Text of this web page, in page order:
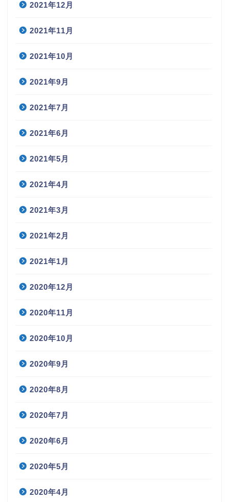
2021年12月
2021年11月
2021年10月
2021年9月
2021年7月
2021年6月
2021年5月
2021年4月
2021年3月
2021年2月
2021年1月
2020年12月
2020年11月
2020年10月
2020年9月
2020年8月
2020年7月
2020年6月
2020年5月
2020年4月